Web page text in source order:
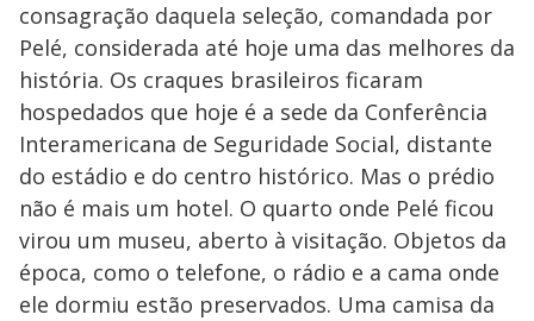
consagração daquela seleção, comandada por
Pelé, considerada até hoje uma das melhores da
história. Os craques brasileiros ficaram
hospedados que hoje é a sede da Conferência
Interamericana de Seguridade Social, distante
do estádio e do centro histórico. Mas o prédio
não é mais um hotel. O quarto onde Pelé ficou
virou um museu, aberto à visitação. Objetos da
época, como o telefone, o rádio e a cama onde
ele dormiu estão preservados. Uma camisa da